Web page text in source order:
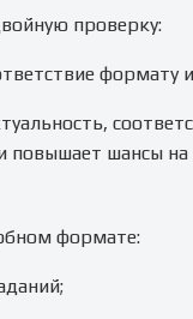
проверку:
формату
повышает шансы на
формате: